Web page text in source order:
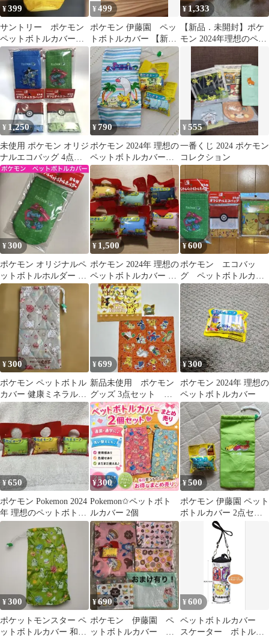
¥399
サントリー ポケモン
ペットボトルカバー
ピカチュウ ライチュ
ウ ピチュー
¥499
ポケモン 伊藤園 ペッ
トボトルカバー 【新品
未開封】
¥ 1,333
【新品．未開封】ポケ
モン 2024年理想のペッ
トボトルカバー 4個
¥ 1,250
未使用 ポケモン オリジ
ナルエコバッグ 4点セ
ット ペットボトルカバ
¥790
ポケモン 2024年 理想の
ペットボトルカバー 3
個
¥555
一番くじ 2024 ポケモン
コレクション
¥300
ポケモン オリジナルペ
ットボトルホルダー コ
カコーラ景品 非売
品 フシギダネ
¥ 1,500
ポケモン 2024年 理想の
ペットボトルカバー 6
種セット
¥600
ポケモン エコバッ
グ ペットボトルカバ
ー
¥300
ポケモン ペットボトル
カバー 健康ミネラルむ
ぎ茶
¥699
新品未使用 ポケモン
グッズ 3点セット ハ
ンドタオル・ランチク
ロス ボトルカバー
¥300
ポケモン 2024年 理想の
ペットボトルカバー
¥650
ポケモン Pokemon 2024
年 理想のペットボトル
カバー 3個セット
¥300
Pokemon✩ペットボト
ルカバー 2個
¥500
ポケモン 伊藤園 ペット
ボトルカバー 2点セッ
¥300
ポケットモンスター ペ
ットボトルカバー 和柄
¥690
ポケモン 伊藤園 ペ
ットボトルカバー ミ
¥600
ペットボトルカバー
スケーター ボトルケ